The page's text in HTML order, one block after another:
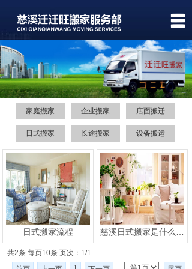
首页
关于我们
服务项目
关于价格
服务案例
新闻中心
联系我们
家庭搬家 企业搬家 店面搬迁
日式搬家 长途搬家 设备搬运
日式搬家流程
共2条 每页10条 页次：1/1